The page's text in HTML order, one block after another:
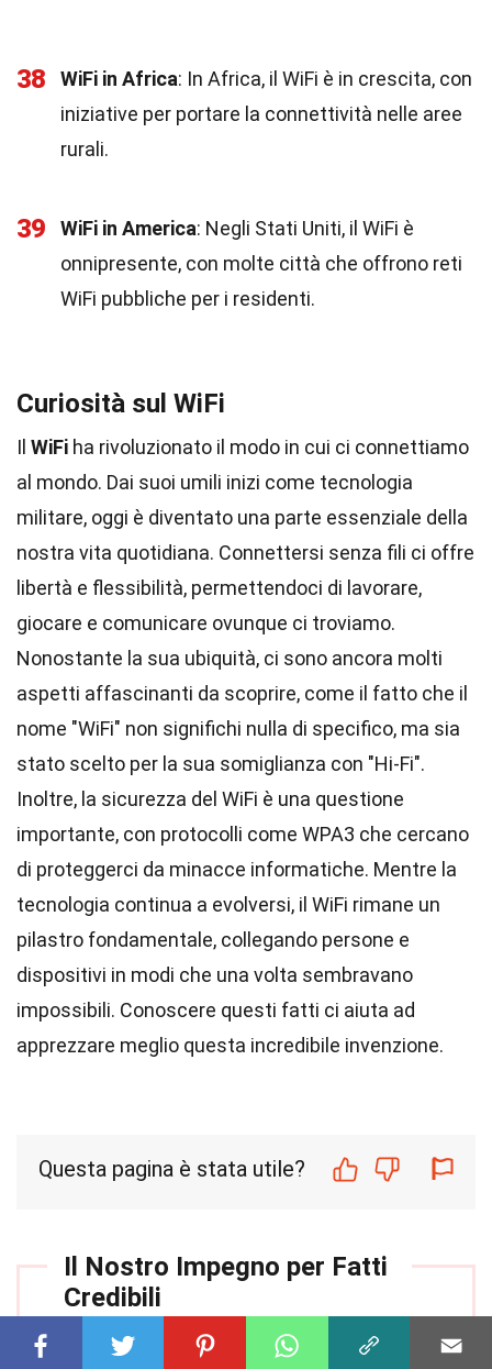
38 WiFi in Africa: In Africa, il WiFi è in crescita, con
iniziative per portare la connettività nelle aree
rurali.
39 WiFi in America: Negli Stati Uniti, il WiFi è
onnipresente, con molte città che offrono reti
WiFi pubbliche per i residenti.
Curiosità sul WiFi
Il WiFi ha rivoluzionato il modo in cui ci connettiamo
al mondo. Dai suoi umili inizi come tecnologia
militare, oggi è diventato una parte essenziale della
nostra vita quotidiana. Connettersi senza fili ci offre
libertà e flessibilità, permettendoci di lavorare,
giocare e comunicare ovunque ci troviamo.
Nonostante la sua ubiquità, ci sono ancora molti
aspetti affascinanti da scoprire, come il fatto che il
nome "WiFi" non significhi nulla di specifico, ma sia
stato scelto per la sua somiglianza con "Hi-Fi".
Inoltre, la sicurezza del WiFi è una questione
importante, con protocolli come WPA3 che cercano
di proteggerci da minacce informatiche. Mentre la
tecnologia continua a evolversi, il WiFi rimane un
pilastro fondamentale, collegando persone e
dispositivi in modi che una volta sembravano
impossibili. Conoscere questi fatti ci aiuta ad
apprezzare meglio questa incredibile invenzione.
Questa pagina è stata utile?
Il Nostro Impegno per Fatti
Credibili
Il nostro impegno nel fornire contenuti